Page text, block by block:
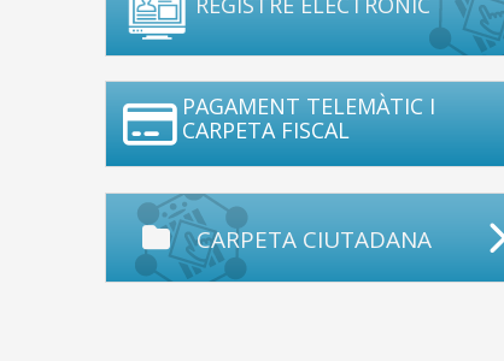
PAGAMENT TELEMÀTIC I
CARPETA FISCAL
CARPETA CIUTADANA